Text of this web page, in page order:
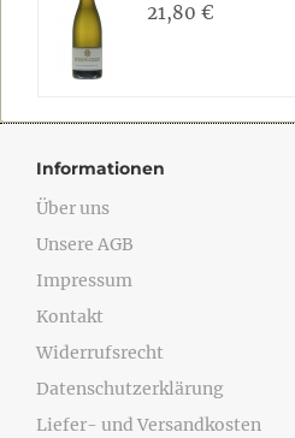
21,80 €
Informationen
Über uns
Unsere AGB
Impressum
Kontakt
Widerrufsrecht
Datenschutzerklärung
Liefer- und Versandkosten